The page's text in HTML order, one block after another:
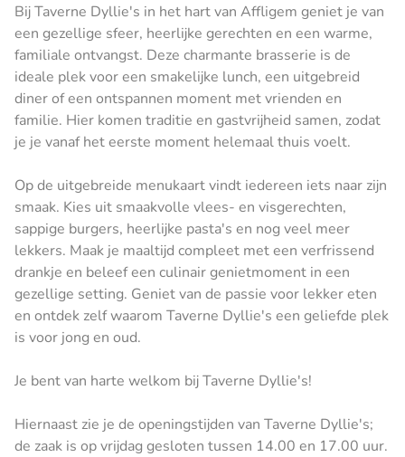
Bij Taverne Dyllie's in het hart van Affligem geniet je van
een gezellige sfeer, heerlijke gerechten en een warme,
familiale ontvangst. Deze charmante brasserie is de
ideale plek voor een smakelijke lunch, een uitgebreid
diner of een ontspannen moment met vrienden en
familie. Hier komen traditie en gastvrijheid samen, zodat
je je vanaf het eerste moment helemaal thuis voelt.
Op de uitgebreide menukaart vindt iedereen iets naar zijn
smaak. Kies uit smaakvolle vlees- en visgerechten,
sappige burgers, heerlijke pasta's en nog veel meer
lekkers. Maak je maaltijd compleet met een verfrissend
drankje en beleef een culinair genietmoment in een
gezellige setting. Geniet van de passie voor lekker eten
en ontdek zelf waarom Taverne Dyllie's een geliefde plek
is voor jong en oud.
Je bent van harte welkom bij Taverne Dyllie's!
Hiernaast zie je de openingstijden van ​Taverne Dyllie's;
de zaak is op vrijdag gesloten tussen 14.00 en 17.00 uur.